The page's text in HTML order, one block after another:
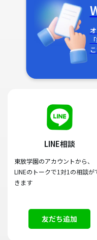
LINE相談
東放学園のアカウントから、
LINEのトークで1対1の相談が
きます
友だち追加